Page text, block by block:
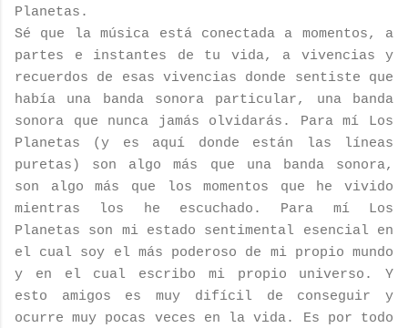
Planetas.
Sé que la música está conectada a momentos, a
partes e instantes de tu vida, a vivencias y
recuerdos de esas vivencias donde sentiste que
había una banda sonora particular, una banda
sonora que nunca jamás olvidarás. Para mí Los
Planetas (y es aquí donde están las líneas
puretas) son algo más que una banda sonora,
son algo más que los momentos que he vivido
mientras los he escuchado. Para mí Los
Planetas son mi estado sentimental esencial en
el cual soy el más poderoso de mi propio mundo
y en el cual escribo mi propio universo. Y
esto amigos es muy difícil de conseguir y
ocurre muy pocas veces en la vida. Es por todo